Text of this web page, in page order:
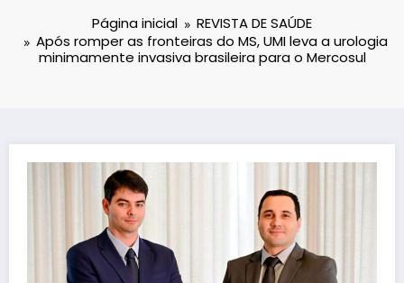
Página inicial
REVISTA DE SAÚDE
Após romper as fronteiras do MS, UMI leva a urologia
minimamente invasiva brasileira para o Mercosul